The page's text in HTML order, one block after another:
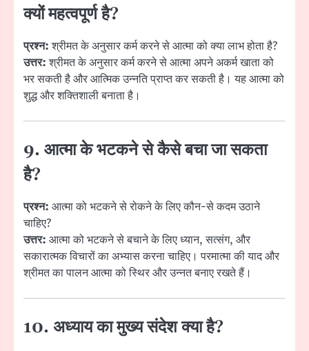
क्यों महत्वपूर्ण है?
प्रश्न:श्रीमत के अनुसार कर्म करने से आत्मा को क्या लाभ होता है?
उत्तर:श्रीमत के अनुसार कर्म करने से आत्मा अपने अकर्म खाता को
भर सकती है और आत्मिक उन्नति प्राप्त कर सकती है। यह आत्मा को
शुद्ध और शक्तिशाली बनाता है।
9. आत्मा के भटकने से कैसे बचा जा सकता
है?
प्रश्न: आत्मा को भटकने से रोकने के लिए कौन-से कदम उठाने
चाहिए?
उत्तर: आत्मा को भटकने से बचाने के लिए ध्यान, सत्संग, और
सकारात्मक विचारों का अभ्यास करना चाहिए। परमात्मा की याद और
श्रीमत का पालन आत्मा को स्थिर और उन्नत बनाए रखते हैं।
10. अध्याय का मुख्य संदेश क्या है?